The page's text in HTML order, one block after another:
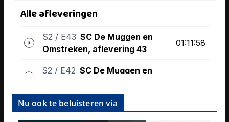
Nu ook te beluisteren via